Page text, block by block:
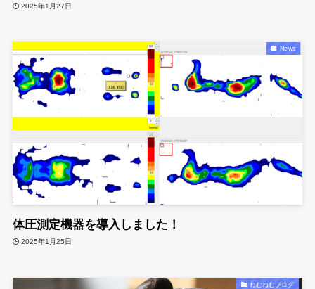
2025年1月27日
News
体圧測定機器を導入しました！
2025年1月25日
ねむねむブログ